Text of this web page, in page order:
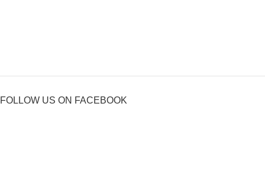
FOLLOW US ON FACEBOOK